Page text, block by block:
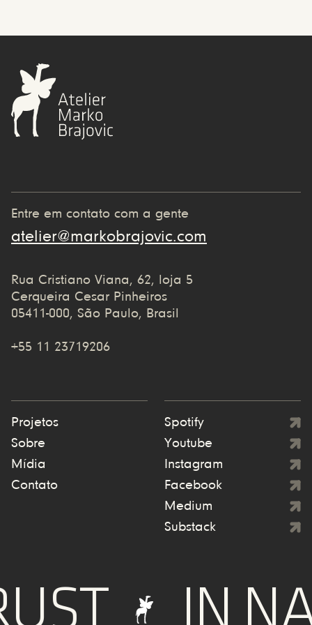
Entre em contato com a gente
atelier@markobrajovic.com
Rua Cristiano Viana, 62, loja 5
Cerqueira Cesar Pinheiros
05411-000, São Paulo, Brasil
+55 11 23719206
Projetos
Sobre
Mídia
Contato
Spotify
Youtube
Instagram
Facebook
Medium
Substack